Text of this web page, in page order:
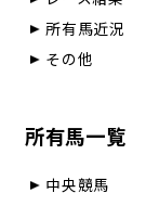
所有馬近況
その他
所有馬一覧
中央競馬